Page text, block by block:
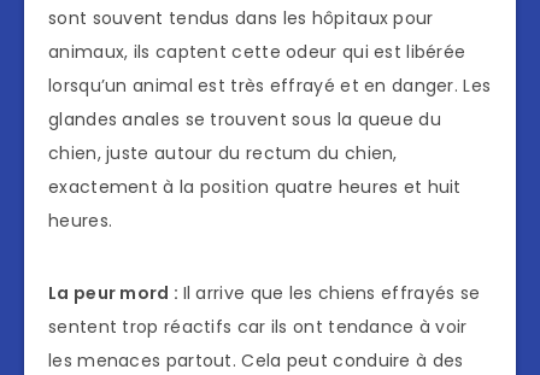
sont souvent tendus dans les hôpitaux pour
animaux, ils captent cette odeur qui est libérée
lorsqu’un animal est très effrayé et en danger. Les
glandes anales se trouvent sous la queue du
chien, juste autour du rectum du chien,
exactement à la position quatre heures et huit
heures.
La peur mord : Il arrive que les chiens effrayés se
sentent trop réactifs car ils ont tendance à voir
les menaces partout. Cela peut conduire à des